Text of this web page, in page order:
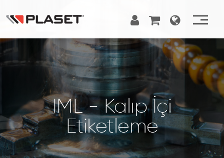
IML - Kalıp İçi
Etiketleme